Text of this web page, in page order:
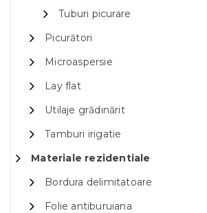
Tuburi picurare
Picurători
Microaspersie
Lay flat
Utilaje grădinărit
Tamburi irigatie
Materiale rezidentiale
Bordura delimitatoare
Folie antiburuiana